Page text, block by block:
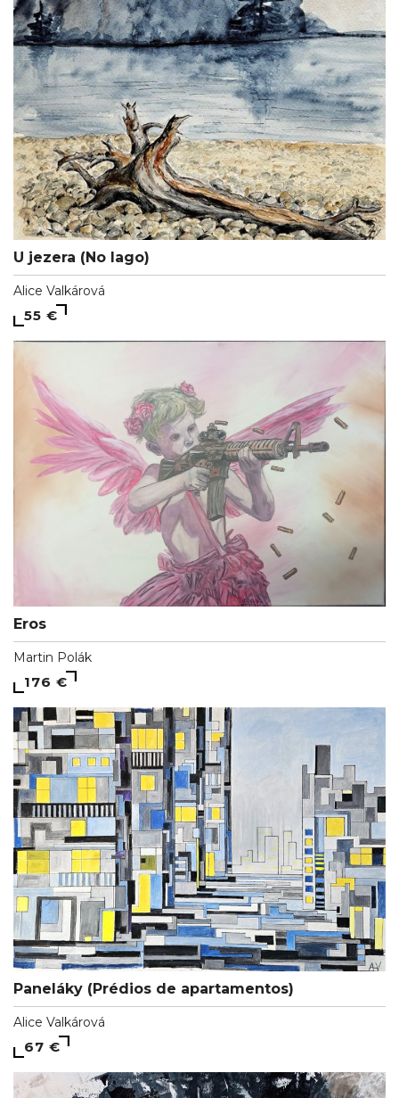
U jezera (No lago)
Alice Valkárová
55 €
Eros
Martin Polák
176 €
Paneláky (Prédios de apartamentos)
Alice Valkárová
67 €